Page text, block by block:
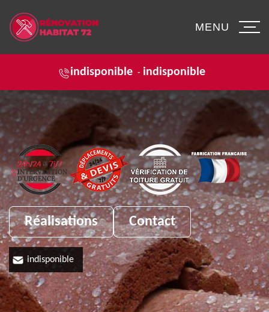
indisponible - indisponible
MENU
Réalisations Contact
indisponible